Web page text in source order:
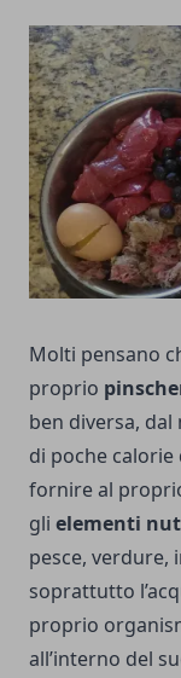
Molti pensano
proprio
ben diversa,
di poche
fornire al
gli elementi
pesce, verdure,
soprattutto
proprio
all’interno del